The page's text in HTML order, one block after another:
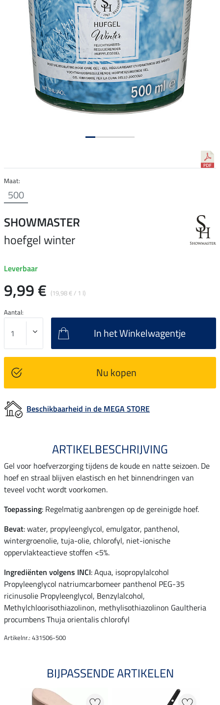
Maat:
500
SHOWMASTER
hoefgel winter
Leverbaar
9,99 € (19,98 € / 1 l)
Aantal:
In het Winkelwagentje
Nu kopen
Beschikbaarheid in de MEGA STORE
ARTIKELBESCHRIJVING
Gel voor hoefverzorging tijdens de koude en natte seizoen. De
hoef en straal blijven elastisch en het binnendringen van
teveel vocht wordt voorkomen.
Toepassing: Regelmatig aanbrengen op de gereinigde hoef.
Bevat: water, propyleenglycol, emulgator, panthenol,
wintergroenolie, tuja-olie, chlorofyl, niet-ionische
oppervlakteactieve stoffen <5%.
Ingrediënten volgens INCI: Aqua, isopropylalcohol
Propyleenglycol natriumcarbomeer panthenol PEG-35
ricinusolie Propyleenglycol, Benzylalcohol,
Methylchloorisothiazolinon, methylisothiazolinon Gaultheria
procumbens Thuja orientalis chlorofyl
Artikelnr.: 431506-500
BIJPASSENDE ARTIKELEN